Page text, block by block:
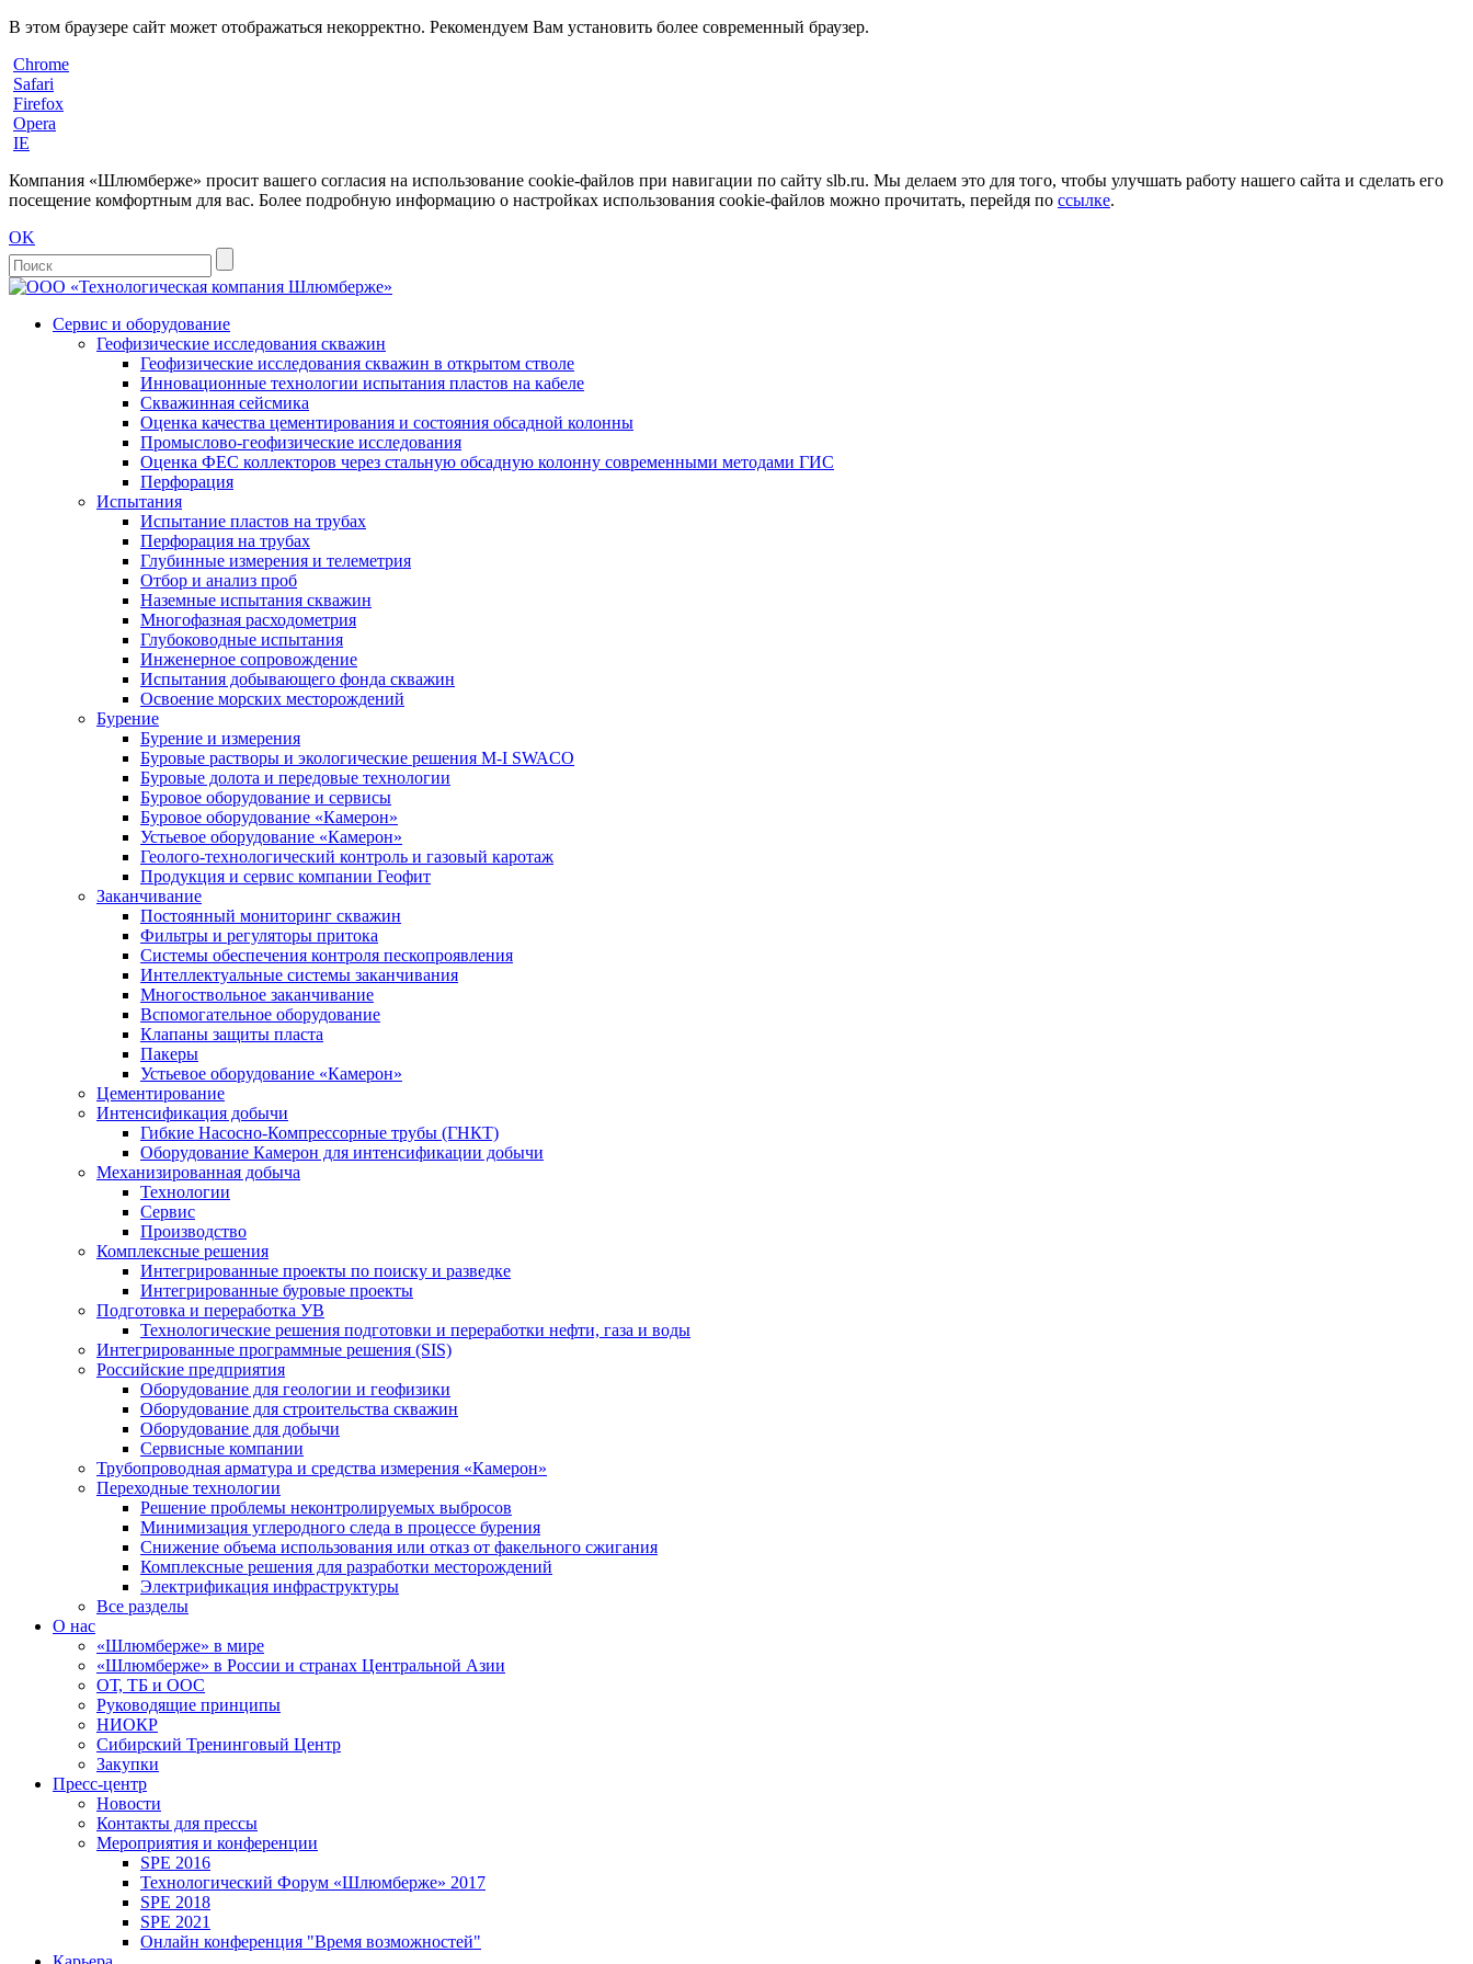
В этом браузере сайт может отображаться некорректно. Рекомендуем Вам установить более современный браузер.
Chrome
Safari
Firefox
Opera
IE
Компания «Шлюмберже» просит вашего согласия на использование cookie-файлов при навигации по сайту slb.ru. Мы делаем это для того, чтобы улучшать работу нашего сайта и сделать его
посещение комфортным для вас. Более подробную информацию о настройках использования cookie-файлов можно прочитать, перейдя по ссылке.
OK
Сервис и оборудование
Геофизические исследования скважин
Геофизические исследования скважин в открытом стволе
Инновационные технологии испытания пластов на кабеле
Скважинная сейсмика
Оценка качества цементирования и состояния обсадной колонны
Промыслово-геофизические исследования
Оценка ФЕС коллекторов через стальную обсадную колонну современными методами ГИС
Перфорация
Испытания
Испытание пластов на трубах
Перфорация на трубах
Глубинные измерения и телеметрия
Отбор и анализ проб
Наземные испытания скважин
Многофазная расходометрия
Глубоководные испытания
Инженерное сопровождение
Испытания добывающего фонда скважин
Освоение морских месторождений
Бурение
Бурение и измерения
Буровые растворы и экологические решения M-I SWACO
Буровые долота и передовые технологии
Буровое оборудование и сервисы
Буровое оборудование «Камерон»
Устьевое оборудование «Камерон»
Геолого-технологический контроль и газовый каротаж
Продукция и сервис компании Геофит
Заканчивание
Постоянный мониторинг скважин
Фильтры и регуляторы притока
Cистемы обеспечения контроля пескопроявления
Интеллектуальные системы заканчивания
Многоствольное заканчивание
Вспомогательное оборудование
Клапаны защиты пласта
Пакеры
Устьевое оборудование «Камерон»
Цементирование
Интенсификация добычи
Гибкие Насосно-Компрессорные трубы (ГНКТ)
Оборудование Камерон для интенсификации добычи
Механизированная добыча
Технологии
Сервис
Производство
Комплексные решения
Интегрированные проекты по поиску и разведке
Интегрированные буровые проекты
Подготовка и переработка УВ
Технологические решения подготовки и переработки нефти, газа и воды
Интегрированные программные решения (SIS)
Российские предприятия
Оборудование для геологии и геофизики
Оборудование для строительства скважин
Оборудование для добычи
Сервисные компании
Трубопроводная арматура и средства измерения «Камерон»
Переходные технологии
Решение проблемы неконтролируемых выбросов
Минимизация углеродного следа в процессе бурения
Снижение объема использования или отказ от факельного сжигания
Комплексные решения для разработки месторождений
Электрификация инфраструктуры
Все разделы
О нас
«Шлюмберже» в мире
«Шлюмберже» в России и странах Центральной Азии
ОТ, ТБ и ООС
Руководящие принципы
НИОКР
Сибирский Тренинговый Центр
Закупки
Пресс-центр
Новости
Контакты для прессы
Мероприятия и конференции
SPE 2016
Технологический Форум «Шлюмберже» 2017
SPE 2018
SPE 2021
Онлайн конференция "Время возможностей"